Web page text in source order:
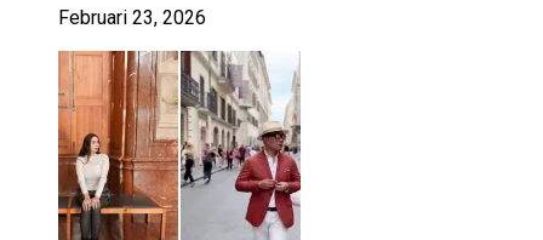
Februari 23, 2026